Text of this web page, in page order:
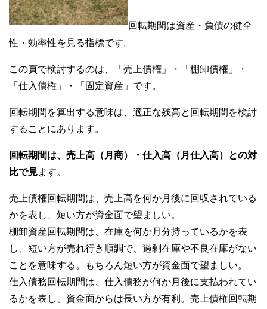
回転期間は資産・負債の健全
性・効率性を見る指標です。
この頁で検討するのは、「売上債権」・「棚卸債権」・
「仕入債権」・「固定資産」です。
回転期間を算出する意味は、適正な残高と回転期間を検討
することにあります。
回転期間は、売上高（月商）・仕入高（月仕入高）との対
比で見ます。
売上債権回転期間は、売上高を何か月後に回収されている
かを表し、短い方が資金面で望ましい。
棚卸資産回転期間は、在庫を何か月分持っているかを表
し、短い方が売れ行き順調で、過剰在庫や不良在庫がない
ことを意味する。もちろん短い方が資金面で望ましい。
仕入債務回転期間は、仕入債務が何か月後に支払われてい
るかを表し、資金面からは長い方が有利。売上債権回転期